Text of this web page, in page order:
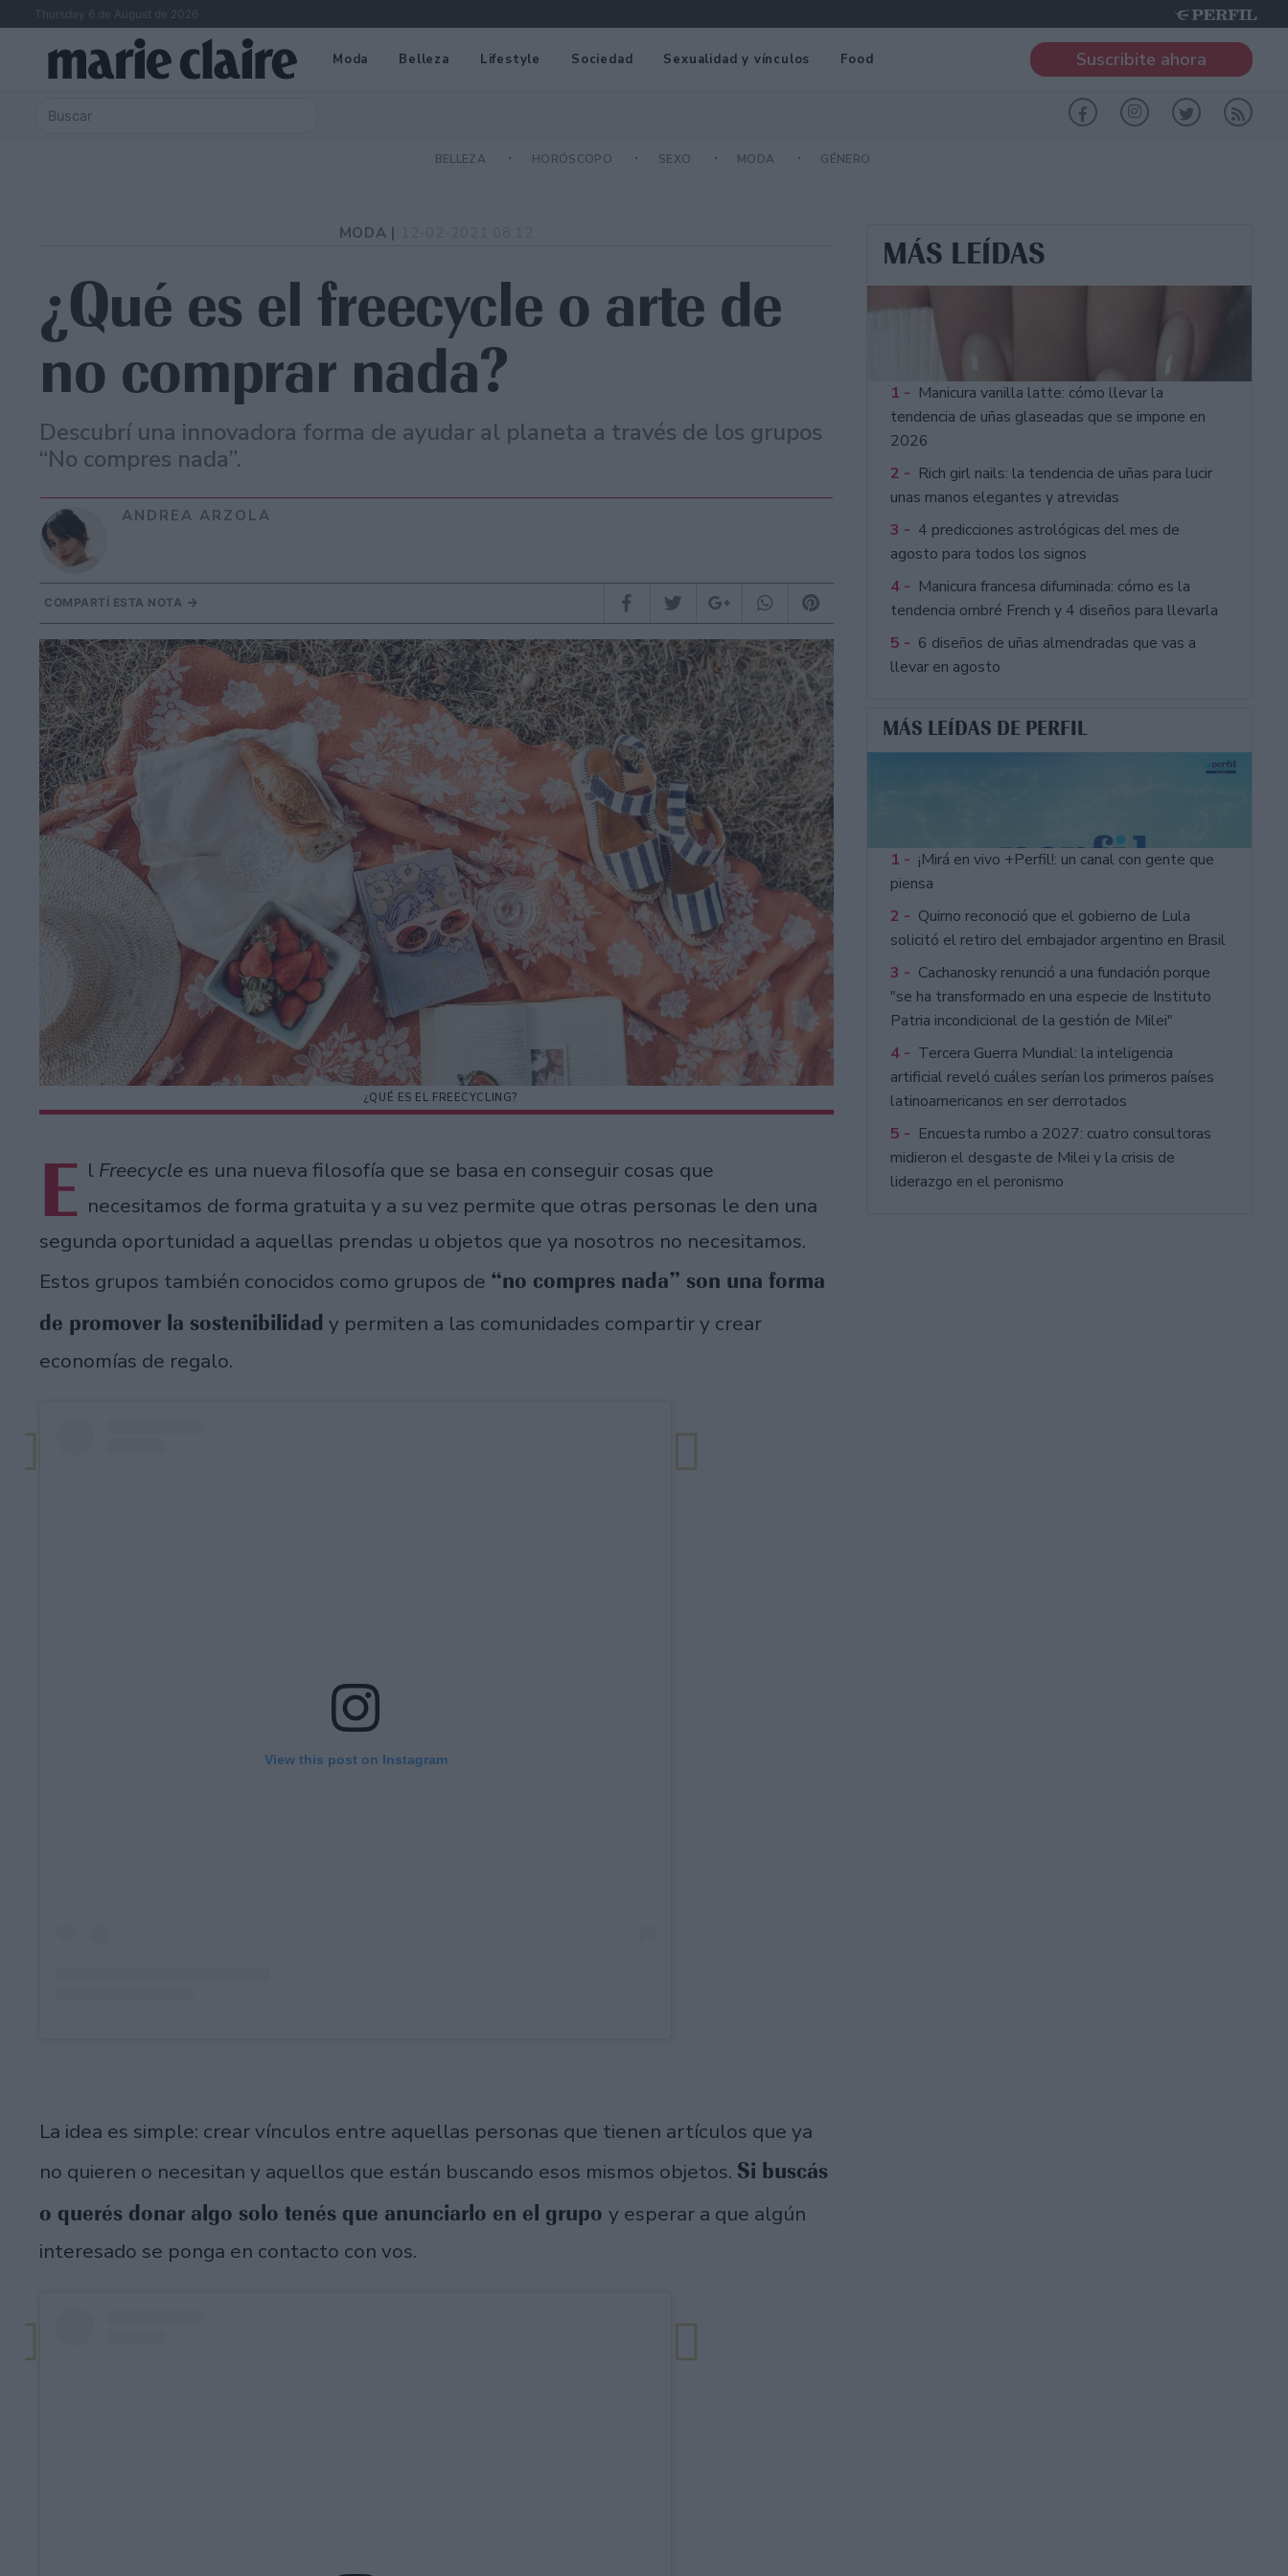
Thursday 6 de August de 2026
Moda Belleza Lifestyle Sociedad Sexualidad y vínculos Food Suscribite ahora
BELLEZA HORÓSCOPO SEXO MODA GÉNERO
MODA |
¿Qué es el freecycle o arte de
no comprar nada?
Descubrí una innovadora forma de ayudar al planeta a través de los grupos
“No compres nada”.
ANDREA ARZOLA
COMPARTÍ ESTA NOTA
¿QUÉ ES EL FREECYCLING?
E l Freecycle es una nueva filosofía que se basa en conseguir cosas que
necesitamos de forma gratuita y a su vez permite que otras personas le den una
segunda oportunidad a aquellas prendas u objetos que ya nosotros no necesitamos.
Estos grupos también conocidos como grupos de “no compres nada” son una forma
de promover la sostenibilidad y permiten a las comunidades compartir y crear
economías de regalo.
View this post on Instagram
La idea es simple: crear vínculos entre aquellas personas que tienen artículos que ya
no quieren o necesitan y aquellos que están buscando esos mismos objetos. Si buscás
o querés donar algo solo tenés que anunciarlo en el grupo y esperar a que algún
interesado se ponga en contacto con vos.
MÁS LEÍDAS
1 - Manicura vanilla latte: cómo llevar la
tendencia de uñas glaseadas que se impone en
2026
2 - Rich girl nails: la tendencia de uñas para lucir
unas manos elegantes y atrevidas
3 - 4 predicciones astrológicas del mes de
agosto para todos los signos
4 - Manicura francesa difuminada: cómo es la
tendencia ombré French y 4 diseños para llevarla
5 - 6 diseños de uñas almendradas que vas a
llevar en agosto
MÁS LEÍDAS DE PERFIL
1 - ¡Mirá en vivo +Perfil!: un canal con gente que
piensa
2 - Quirno reconoció que el gobierno de Lula
solicitó el retiro del embajador argentino en Brasil
3 - Cachanosky renunció a una fundación porque
"se ha transformado en una especie de Instituto
Patria incondicional de la gestión de Milei"
4 - Tercera Guerra Mundial: la inteligencia
artificial reveló cuáles serían los primeros países
latinoamericanos en ser derrotados
5 - Encuesta rumbo a 2027: cuatro consultoras
midieron el desgaste de Milei y la crisis de
liderazgo en el peronismo